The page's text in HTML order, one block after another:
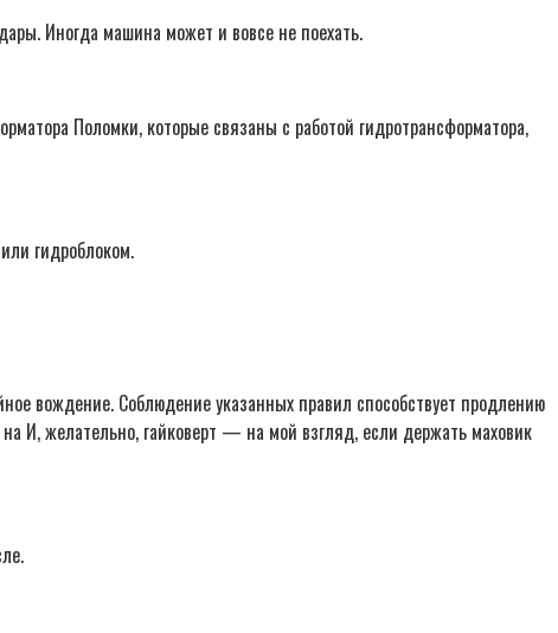
Иногда машина может и вовсе не поехать.
Поломки, которые связаны с работой гидротрансформатора,
гидроблоком.
вождение. Соблюдение указанных правил способствует продлению
И, желательно, гайковерт — на мой взгляд, если держать маховик